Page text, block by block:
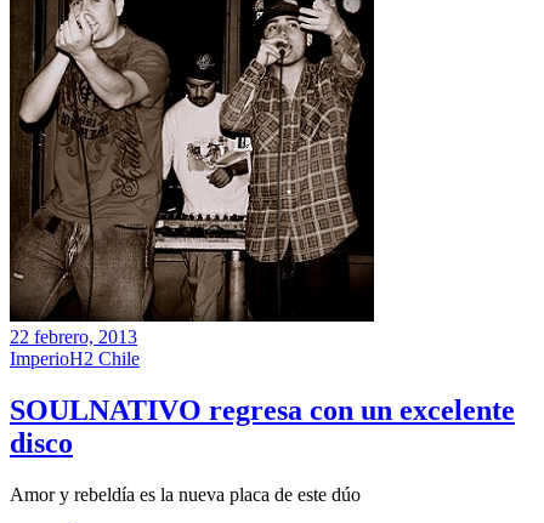
22 febrero, 2013
ImperioH2 Chile
SOULNATIVO regresa con un excelente
disco
Amor y rebeldía es la nueva placa de este dúo